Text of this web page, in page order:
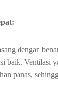
dengan
baik. Ventilasi
panas,